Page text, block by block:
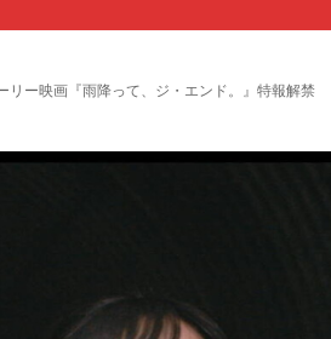
ー映画『雨降って、ジ・エンド。』特報解禁